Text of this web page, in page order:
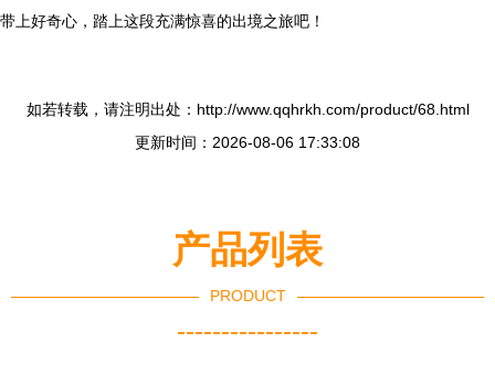
带上好奇心，踏上这段充满惊喜的出境之旅吧！
如若转载，请注明出处：http://www.qqhrkh.com/product/68.html
更新时间：2026-08-06 17:33:08
产品列表
PRODUCT
----------------